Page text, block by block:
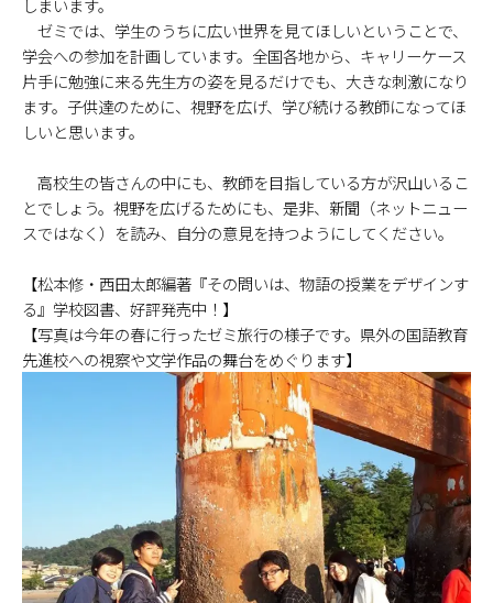
しまいます。
ゼミでは、学生のうちに広い世界を見てほしいということで、
学会への参加を計画しています。全国各地から、キャリーケース
片手に勉強に来る先生方の姿を見るだけでも、大きな刺激になり
ます。子供達のために、視野を広げ、学び続ける教師になってほ
しいと思います。
高校生の皆さんの中にも、教師を目指している方が沢山いるこ
とでしょう。視野を広げるためにも、是非、新聞（ネットニュー
スではなく）を読み、自分の意見を持つようにしてください。
【松本修・西田太郎編著『その問いは、物語の授業をデザインす
る』学校図書、好評発売中！】
【写真は今年の春に行ったゼミ旅行の様子です。県外の国語教育
先進校への視察や文学作品の舞台をめぐります】